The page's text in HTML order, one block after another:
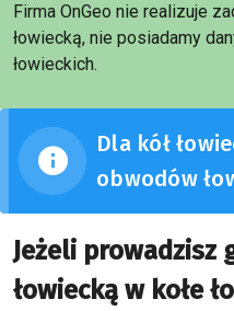
Firma OnGeo nie realizuje
łowiecką, nie posiadamy
łowieckich.
Dla kół
obwodów
Jeżeli prowadzisz
łowiecką w kołe